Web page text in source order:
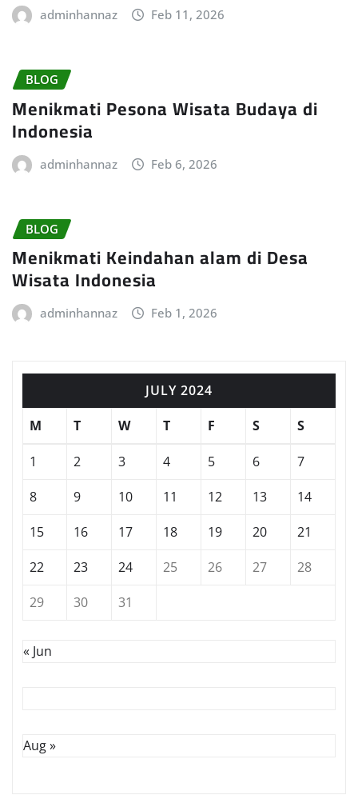
adminhannaz Feb 11, 2026
BLOG
Menikmati Pesona Wisata Budaya di
Indonesia
adminhannaz Feb 6, 2026
BLOG
Menikmati Keindahan alam di Desa
Wisata Indonesia
adminhannaz Feb 1, 2026
JULY 2024
M
T W T F S S
1 2 3 4 5 6
7
8
9 10 11 12 13
14
15
16 17 18 19 20
21
22
23 24 25 26 27
28
29
30 31
« Jun
Aug »